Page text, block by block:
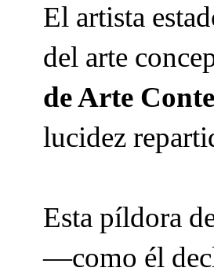
El artista
del arte
de Arte
lucidez
Esta píldora
—como él